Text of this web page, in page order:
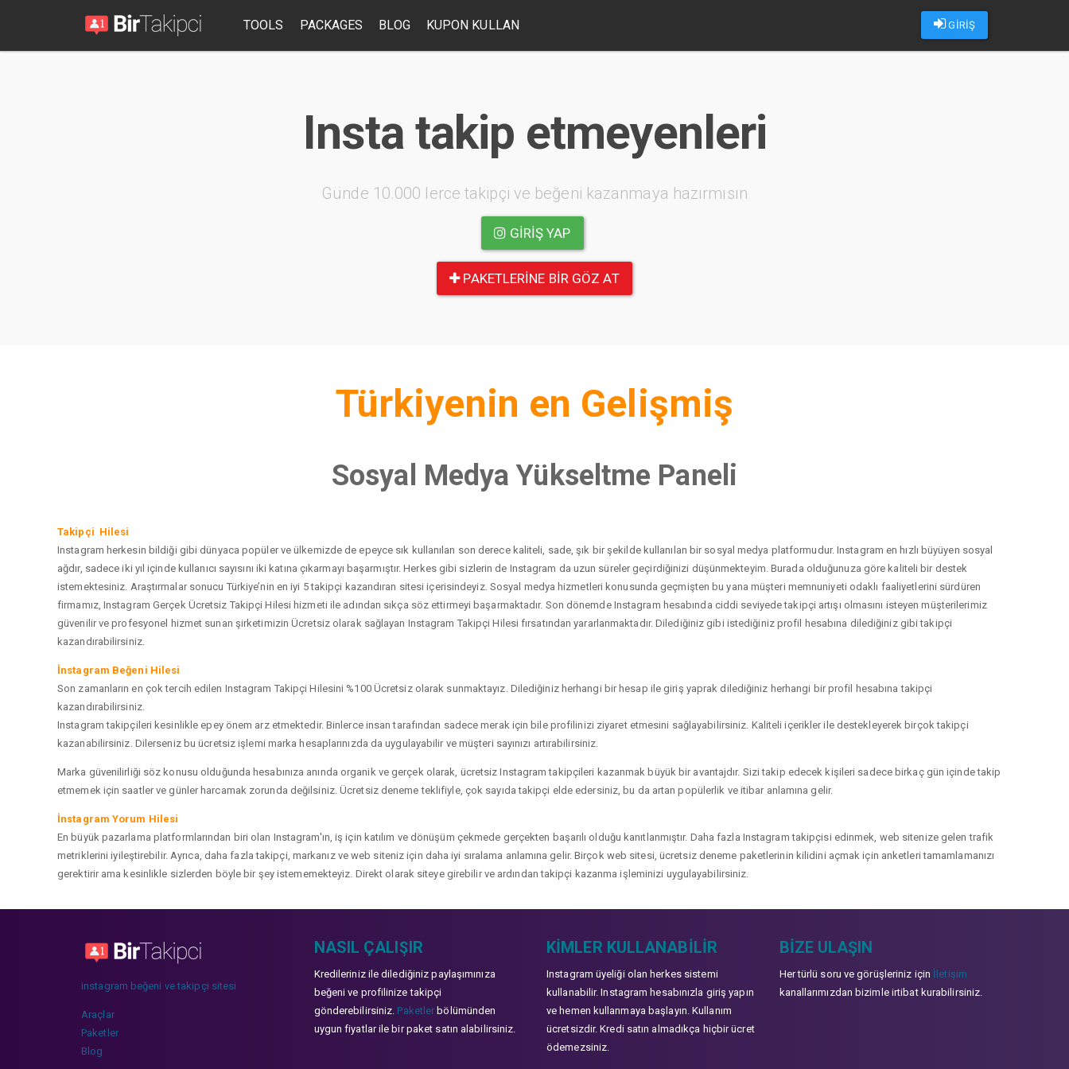
GİRİŞ
TOOLS PACKAGES BLOG KUPON KULLAN
Insta takip etmeyenleri
Günde 10.000 lerce takipçi ve beğeni kazanmaya hazırmısın
GIRIŞ YAP
PAKETLERINE BIR GÖZ AT
Türkiyenin en Gelişmiş
Sosyal Medya Yükseltme Paneli
Takipçi Hilesi
Instagram herkesin bildiği gibi dünyaca popüler ve ülkemizde de epeyce sık kullanılan son derece kaliteli, sade, şık bir şekilde kullanılan bir sosyal medya platformudur. Instagram en hızlı büyüyen sosyal
ağdır, sadece iki yıl içinde kullanıcı sayısını iki katına çıkarmayı başarmıştır. Herkes gibi sizlerin de Instagram da uzun süreler geçirdiğinizi düşünmekteyim. Burada olduğunuza göre kaliteli bir destek
istemektesiniz. Araştırmalar sonucu Türkiye’nin en iyi 5 takipçi kazandıran sitesi içerisindeyiz. Sosyal medya hizmetleri konusunda geçmişten bu yana müşteri memnuniyeti odaklı faaliyetlerini sürdüren
firmamız, Instagram Gerçek Ücretsiz Takipçi Hilesi hizmeti ile adından sıkça söz ettirmeyi başarmaktadır. Son dönemde Instagram hesabında ciddi seviyede takipçi artışı olmasını isteyen müşterilerimiz
güvenilir ve profesyonel hizmet sunan şirketimizin Ücretsiz olarak sağlayan Instagram Takipçi Hilesi fırsatından yararlanmaktadır. Dilediğiniz gibi istediğiniz profil hesabına dilediğiniz gibi takipçi
kazandırabilirsiniz.
İnstagram Beğeni Hilesi
Son zamanların en çok tercih edilen Instagram Takipçi Hilesini %100 Ücretsiz olarak sunmaktayız. Dilediğiniz herhangi bir hesap ile giriş yaprak dilediğiniz herhangi bir profil hesabına takipçi
kazandırabilirsiniz.
Instagram takipçileri kesinlikle epey önem arz etmektedir. Binlerce insan tarafından sadece merak için bile profilinizi ziyaret etmesini sağlayabilirsiniz. Kaliteli içerikler ile destekleyerek birçok takipçi
kazanabilirsiniz. Dilerseniz bu ücretsiz işlemi marka hesaplarınızda da uygulayabilir ve müşteri sayınızı artırabilirsiniz.
Marka güvenilirliği söz konusu olduğunda hesabınıza anında organik ve gerçek olarak, ücretsiz Instagram takipçileri kazanmak büyük bir avantajdır. Sizi takip edecek kişileri sadece birkaç gün içinde takip
etmemek için saatler ve günler harcamak zorunda değilsiniz. Ücretsiz deneme teklifiyle, çok sayıda takipçi elde edersiniz, bu da artan popülerlik ve itibar anlamına gelir.
İnstagram Yorum Hilesi
En büyük pazarlama platformlarından biri olan Instagram'ın, iş için katılım ve dönüşüm çekmede gerçekten başarılı olduğu kanıtlanmıştır. Daha fazla Instagram takipçisi edinmek, web sitenize gelen trafik
metriklerini iyileştirebilir. Ayrıca, daha fazla takipçi, markanız ve web siteniz için daha iyi sıralama anlamına gelir. Birçok web sitesi, ücretsiz deneme paketlerinin kilidini açmak için anketleri tamamlamanızı
gerektirir ama kesinlikle sizlerden böyle bir şey istememekteyiz. Direkt olarak siteye girebilir ve ardından takipçi kazanma işleminizi uygulayabilirsiniz.
instagram beğeni ve takipçi sitesi
Araçlar
Paketler
Blog
NASIL ÇALIŞIR
Kredileriniz ile dilediğiniz paylaşımınıza
beğeni ve profilinize takipçi
gönderebilirsiniz. Paketler bölümünden
uygun fiyatlar ile bir paket satın alabilirsiniz.
KIMLER KULLANABILIR
Instagram üyeliği olan herkes sistemi
kullanabilir. Instagram hesabınızla giriş yapın
ve hemen kullanmaya başlayın. Kullanım
ücretsizdir. Kredi satın almadıkça hiçbir ücret
ödemezsiniz.
BIZE ULAŞIN
Her türlü soru ve görüşleriniz için İletişim
kanallarımızdan bizimle irtibat kurabilirsiniz.